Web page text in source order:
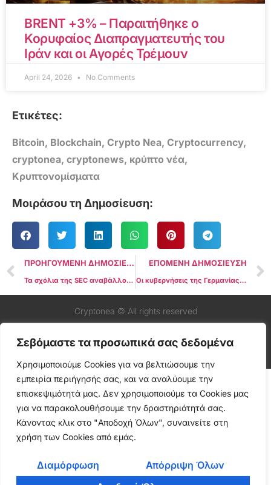
Σεβόμαστε τα προσωπικά σας δεδομένα
Χρησιμοποιούμε Cookies για να βελτιώσουμε την
εμπειρία περιήγησής σας, και να αναλύουμε την
επισκεψιμότητά μας. Δεν χρησιμοποιούμε τα Cookies μας
για να παρακολουθήσουμε την δραστηριότητά σας.
Κάνοντας κλικ στο "Αποδοχή Όλων", συναινείτε στη
χρήση των Cookies από εμάς.
Διαμόρφωση
Απόρριψη Όλων
BRENT +3% – Παραιτήθηκε ο
Κορυφαίος Διαπραγματευτής του
Ιράν και οι Αγορές Τρέμουν
April 24, 2026 No Comments
Ετικέτες:
Bitcoin, Blockchain, Crypto Nea, Cryptocurrency,
cryptonea, cryptonews, κρύπτο νέα,
Κρυπτονομίσματα
Μοιράσου τη Δημοσίευση:
ΠΡΟΗΓΟΥΜΕΝΗ ΔΗΜΟΣΙΕΥΣΗ
Τα σχόλια της SEC αναβάλλουν την κυκλοφορία του Spot Ethereum ETF
ΕΠΟΜΕΝΗ ΔΗΜΟΣΙΕΥΣΗ
Οι κυβερνήσεις της Γερμανίας και των ΗΠΑ μεταφέρουν 150 εκατομμύρια δολάρια σε κρύπτο
Cryptonea © All rights reserved